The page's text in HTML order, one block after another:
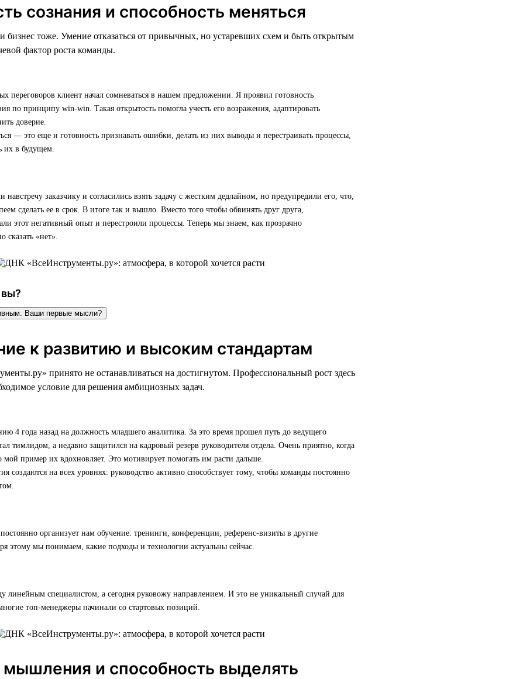
сознания и способность меняться
бизнес тоже. Умение отказаться от привычных, но устаревших схем и быть открытым
фактор роста команды.
переговоров клиент начал сомневаться в нашем предложении. Я проявил готовность
по принципу win-win. Такая открытость помогла учесть его возражения, адаптировать
доверие.
— это еще и готовность признавать ошибки, делать из них выводы и перестраивать процессы,
их в будущем.
заказчику и согласились взять задачу с жестким дедлайном, но предупредили его, что,
сделать ее в срок. В итоге так и вышло. Вместо того чтобы обвинять друг друга,
этот негативный опыт и перестроили процессы. Теперь мы знаем, как прозрачно
сказать «нет».
Ваши первые мысли?
к развитию и высоким стандартам
принято не останавливаться на достигнутом. Профессиональный рост здесь
условие для решения амбициозных задач.
4 года назад на должность младшего аналитика. За это время прошел путь до ведущего
тимлидом, а недавно защитился на кадровый резерв руководителя отдела. Очень приятно, когда
мой пример их вдохновляет. Это мотивирует помогать им расти дальше.
создаются на всех уровнях: руководство активно способствует тому, чтобы команды постоянно
организует нам обучение: тренинги, конференции, референс-визиты в другие
этому мы понимаем, какие подходы и технологии актуальны сейчас.
линейным специалистом, а сегодня руковожу направлением. И это не уникальный случай для
топ-менеджеры начинали со стартовых позиций.
мышления и способность выделять